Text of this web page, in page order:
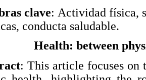
clave: Actividad física,
conducta saludable.
Health: between
: This article focuses